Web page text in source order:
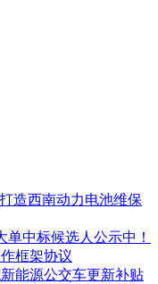
造西南动力电池维保
中标候选人公示中！
框架协议
能源公交车更新补贴